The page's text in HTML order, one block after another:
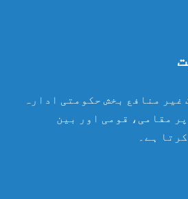
غیر منافع بخش حکومتی ادارہ
مقامی، قومی اور بین
ہے۔